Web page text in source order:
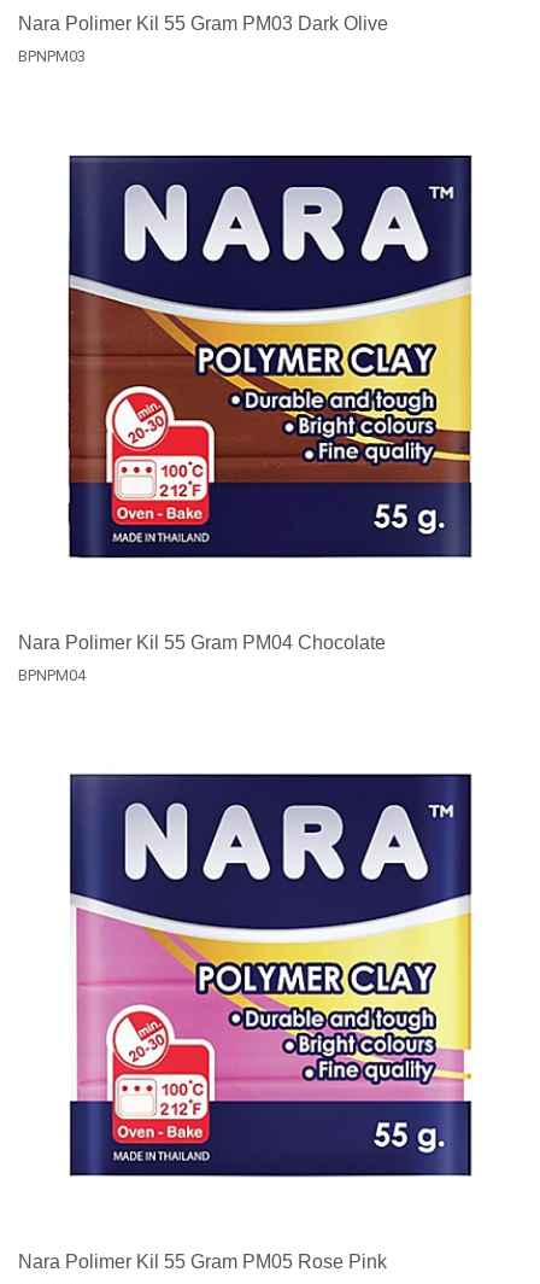
Nara Polimer Kil 55 Gram PM03 Dark Olive
BPNPM03
Nara Polimer Kil 55 Gram PM04 Chocolate
BPNPM04
Nara Polimer Kil 55 Gram PM05 Rose Pink